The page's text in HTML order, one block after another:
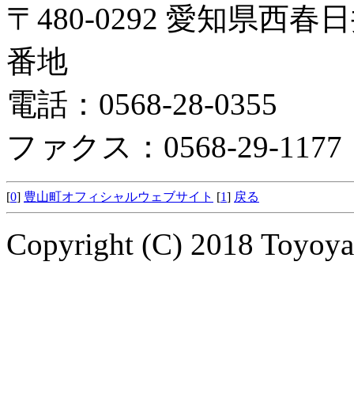
〒480-0292 愛知県西春
番地
電話：0568-28-0355
ファクス：0568-29-1177
[0] 豊山町オフィシャルウェブサイト [1] 戻る
Copyright (C) 2018